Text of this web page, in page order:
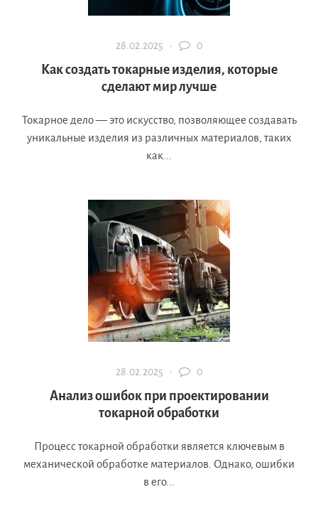
28.02.2025 · 0
Как создать токарные изделия, которые
сделают мир лучше
Токарное дело — это искусство, позволяющее создавать
уникальные изделия из различных материалов, таких
как...
28.02.2025 · 0
Анализ ошибок при проектировании
токарной обработки
Процесс токарной обработки является ключевым в
механической обработке материалов. Однако, ошибки
в его...